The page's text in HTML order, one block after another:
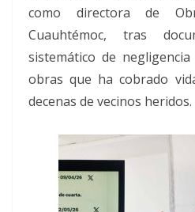
como directora de
Cuauhtémoc, tras
sistemático de
obras que ha cobrado
decenas de vecinos heridos.